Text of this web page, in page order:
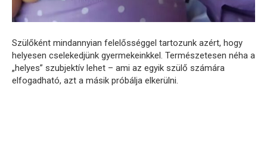
Szülőként mindannyian felelősséggel tartozunk azért, hogy
helyesen cselekedjünk gyermekeinkkel. Természetesen néha a
„helyes” szubjektív lehet – ami az egyik szülő számára
elfogadható, azt a másik próbálja elkerülni.